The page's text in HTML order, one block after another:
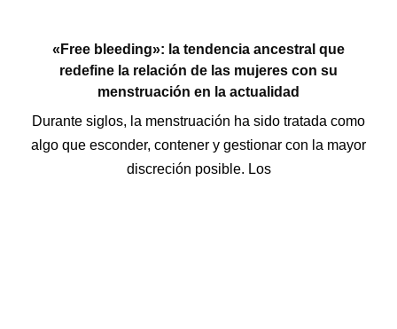
«Free bleeding»: la tendencia ancestral que
redefine la relación de las mujeres con su
menstruación en la actualidad
Durante siglos, la menstruación ha sido tratada como
algo que esconder, contener y gestionar con la mayor
discreción posible. Los